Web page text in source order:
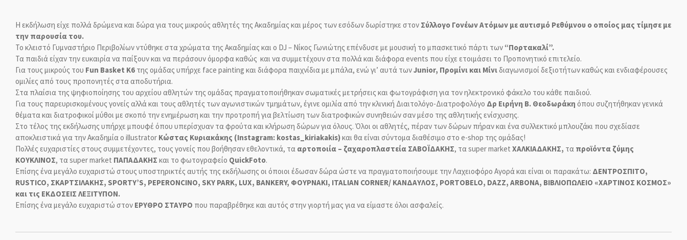
Η εκδήλωση είχε πολλά δρώμενα και δώρα για τους μικρούς αθλητές της Ακαδημίας και μέρος των εσόδων δωρίστηκε στον Σύλλογο Γονέων Ατόμων με αυτισμό Ρεθύμνου ο οποίος μας τίμησε με
την παρουσία του.
Το κλειστό Γυμναστήριο Περιβολίων ντύθηκε στα χρώματα της Ακαδημίας και ο DJ – Νίκος Γωνιώτης επένδυσε με μουσική το μπασκετικό πάρτι των “Πορτακαλί”.
Τα παιδιά είχαν την ευκαιρία να παίξουν και να περάσουν όμορφα καθώς και να συμμετέχουν στα πολλά και διάφορα events που είχε ετοιμάσει το Προπονητικό επιτελείο.
Για τους μικρούς του Fun Basket Κ6 της ομάδας υπήρχε face painting και διάφορα παιχνίδια με μπάλα, ενώ γι’ αυτά τωνJunior, Προμίνι και Μίνιδιαγωνισμοί δεξιοτήτων καθώς και ενδιαφέρουσες
ομιλίες από τους προπονητές στα αποδυτήρια.
Στα πλαίσια της ψηφιοποίησης του αρχείου αθλητών της ομάδας πραγματοποιήθηκαν σωματικές μετρήσεις και φωτογράφιση για τον ηλεκτρονικό φάκελο του κάθε παιδιού.
Για τους παρευρισκομένους γονείς αλλά και τους αθλητές των αγωνιστικών τμημάτων, έγινε ομιλία από την κλινική Διαιτολόγο-Διατροφολόγο Δρ Ειρήνη Β. Θεοδωράκη όπου συζητήθηκαν γενικά
θέματα και διατροφικοί μύθοι με σκοπό την ενημέρωση και την προτροπή για βελτίωση των διατροφικών συνηθειών σαν μέσο της αθλητικής ενίσχυσης.
Στο τέλος της εκδήλωσης υπήρχε μπουφέ όπου υπερίσχυαν τα φρούτα και κλήρωση δώρων για όλους. Όλοι οι αθλητές, πέραν των δώρων πήραν και ένα συλλεκτικό μπλουζάκι που σχεδίασε
αποκλειστικά για την Ακαδημία ο illustrator Κώστας Κυριακάκης (Instagram: kostas_kiriakakis)και θα είναι σύντομα διαθέσιμο στο e-shop της ομάδας!
Πολλές ευχαριστίες στους συμμετέχοντες, τους γονείς που βοήθησαν εθελοντικά, τα αρτοποιία – ζαχαροπλαστεία ΣΑΒΟΪΔΑΚΗΣ, τα super market ΧΑΛΚΙΑΔΑΚΗΣ, τα προϊόντα ζύμης
ΚΟΥΚΛΙΝΟΣ, τα super market ΠΑΠΑΔΑΚΗΣ και το φωτογραφείο QuickFoto.
Επίσης ένα μεγάλο ευχαριστώ στους υποστηρικτές αυτής της εκδήλωσης οι όποιοι έδωσαν δώρα ώστε να πραγματοποιήσουμε την Λαχειοφόρο Αγορά και είναι οι παρακάτω: ΔΕΝΤΡΟΣΠΙΤΟ,
RUSTICO, ΣΚΑΡΤΣΙΛΑΚΗΣ, SPORTY’S, PEPERONCINO, SKY PARK, LUX, BANKERY, ΦΟΥΡΝΑΚΙ, ITALIAN CORNER/ ΚΑΝΔΑΥΛΟΣ, PORTOBELO, DAZZ, ARBONA, ΒΙΒΛΙΟΠΩΛΕΙΟ «ΧΑΡΤΙΝΟΣ ΚΟΣΜΟΣ»
και τις ΕΚΔΟΣΕΙΣ ΛΕΞΙΤΥΠΟΝ.
Επίσης ένα μεγάλο ευχαριστώ στον ΕΡΥΘΡΟ ΣΤΑΥΡΟ που παραβρέθηκε και αυτός στην γιορτή μας για να είμαστε όλοι ασφαλείς.